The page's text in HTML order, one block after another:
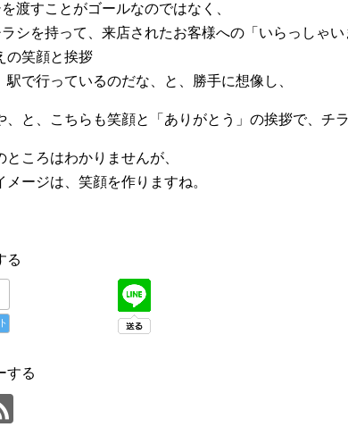
渡すことがゴールなのではなく、
シを持って、来店されたお客様への「いらっしゃい
笑顔と挨拶
駅で行っているのだな、と、勝手に想像し、
、と、こちらも笑顔と「ありがとう」の挨拶で、チ
ところはわかりませんが、
メージは、笑顔を作りますね。
る
する